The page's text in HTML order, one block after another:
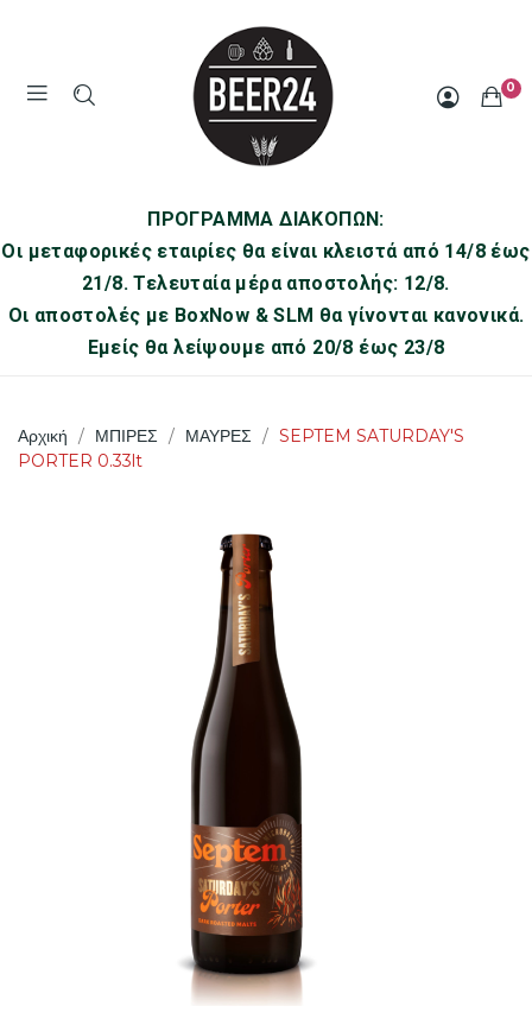
0
ΠΡΟΓΡΑΜΜΑ ΔΙΑΚΟΠΩΝ:
Οι μεταφορικές εταιρίες θα είναι κλειστά από 14/8 έως
21/8. Τελευταία μέρα αποστολής: 12/8.
Οι αποστολές με BoxNow & SLM θα γίνονται κανονικά.
Εμείς θα λείψουμε από 20/8 έως 23/8
Αρχική ΜΠΙΡΕΣ ΜΑΥΡΕΣ
SEPTEM SATURDAY'S
PORTER 0.33lt